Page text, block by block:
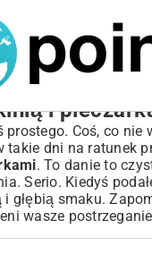
i
Coś, co
takie dni na
. To danie to
Serio. Kiedyś
głębią smaku.
wasze